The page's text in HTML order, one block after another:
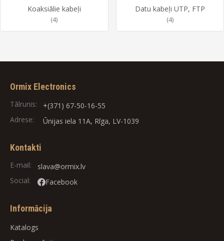
Koaksiālie kabeļi
(4)
Datu kabeļi UTP, FTP
(4)
Ormix Electronics
Tālrunis:
+(371) 67-50-16-55
Adrese:
Ūnijas iela 11A, Rīga, LV-1039
Kontakti
E-mail:
slava@ormix.lv
Social:
Facebook
Informācija
Katalogs